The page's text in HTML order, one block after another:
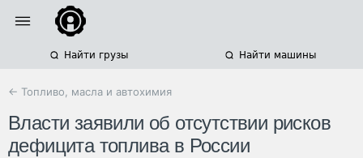
Найти грузы Найти машины
← Топливо, масла и автохимия
Власти заявили об отсутствии рисков
дефицита топлива в России